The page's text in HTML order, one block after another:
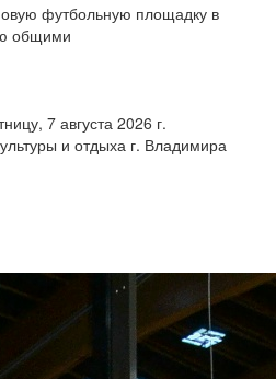
футбольную площадку в
общими
7 августа 2026 г.
и отдыха г. Владимира